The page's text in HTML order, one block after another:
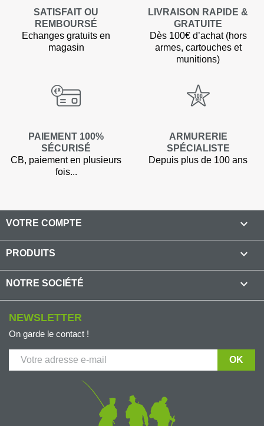
(1
SATISFAIT OU
REMBOURSÉ
Echanges gratuits en
magasin
LIVRAISON RAPIDE &
GRATUITE
Dès 100€ d’achat (hors
armes, cartouches et
munitions)
PAIEMENT 100%
SÉCURISÉ
CB, paiement en plusieurs
fois...
ARMURERIE
SPÉCIALISTE
Depuis plus de 100 ans
VOTRE COMPTE 
PRODUITS 
NOTRE SOCIÉTÉ 
NEWSLETTER
On garde le contact !